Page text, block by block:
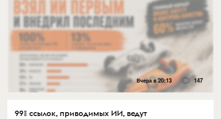
Вчера в 20:13 147
99% ссылок, приводимых ИИ, ведут